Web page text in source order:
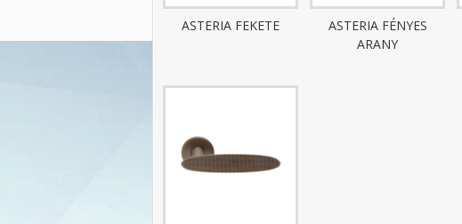
ASTERIA FEKETE
ASTERIA FÉNYES
ARANY